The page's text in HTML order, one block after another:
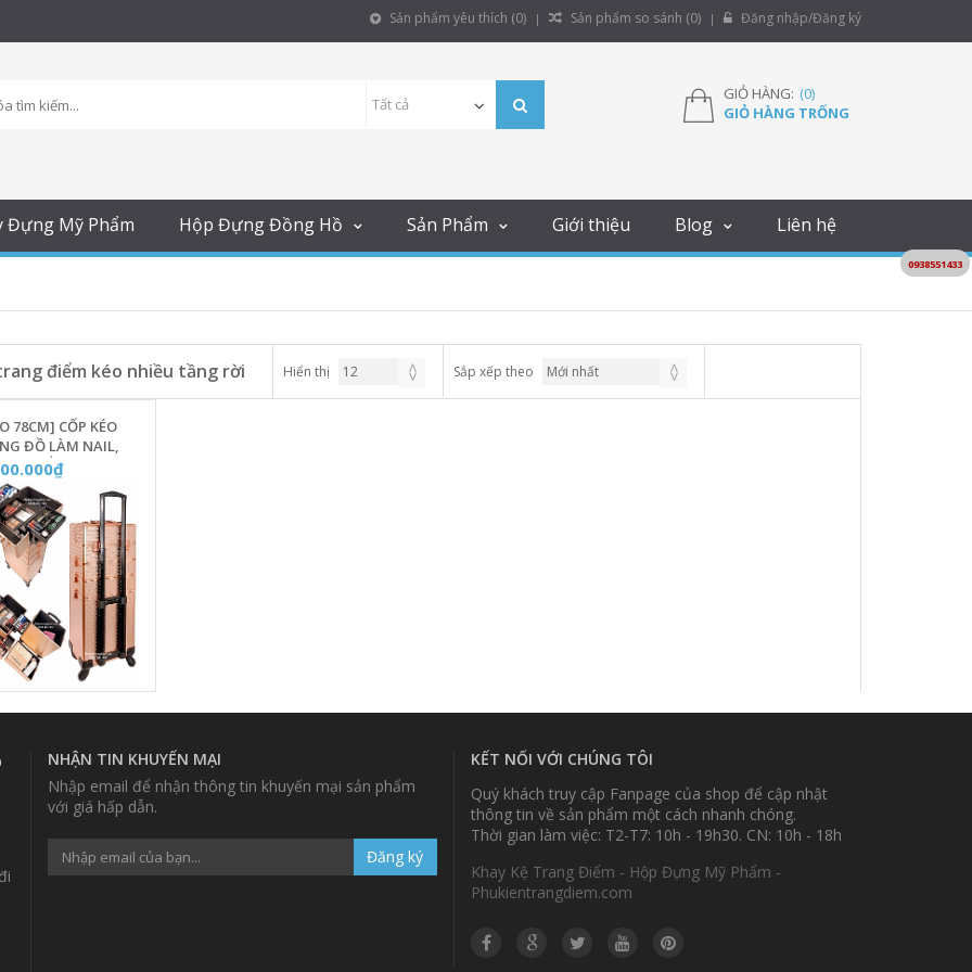
Sản phẩm yêu thích (0) Sản phẩm so sánh (0) Đăng nhập/Đăng ký
GIỎ HÀNG: (0)
GIỎ HÀNG TRỐNG
Đựng Mỹ Phẩm Hộp Đựng Đồng Hồ Sản Phẩm Giới thiệu Blog Liên hệ
điểm kéo nhiều tầng rời Hiển thị Sắp xếp theo
78CM] CỐP KÉO
ĐỒ LÀM NAIL,
ĐIỂM, PHUN
4 TẦNG CAO CẤP -
VÀNG HỒNG
NHẬN TIN KHUYẾN MẠI
Nhập email để nhận thông tin khuyến mại sản phẩm
với giá hấp dẫn.
Đăng ký
KẾT NỐI VỚI CHÚNG TÔI
Quý khách truy cập Fanpage của shop để cập nhật
thông tin về sản phẩm một cách nhanh chóng.
Thời gian làm việc: T2-T7: 10h - 19h30. CN: 10h - 18h
Khay Kệ Trang Điểm - Hộp Đựng Mỹ Phẩm -
Phukientrangdiem.com
0938551433